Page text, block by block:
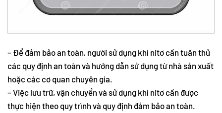
– Để đảm bảo an toàn, người sử dụng khí nitơ cần tuân thủ
các quy định an toàn và hướng dẫn sử dụng từ nhà sản xuất
hoặc các cơ quan chuyên gia.
– Việc lưu trữ, vận chuyển và sử dụng khí nitơ cần được
thực hiện theo quy trình và quy định đảm bảo an toàn.